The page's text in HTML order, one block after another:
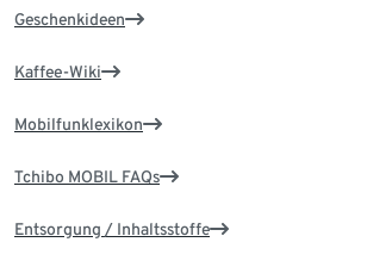
Geschenkideen
Kaffee-Wiki
Mobilfunklexikon
Tchibo MOBIL FAQs
Entsorgung / Inhaltsstoffe